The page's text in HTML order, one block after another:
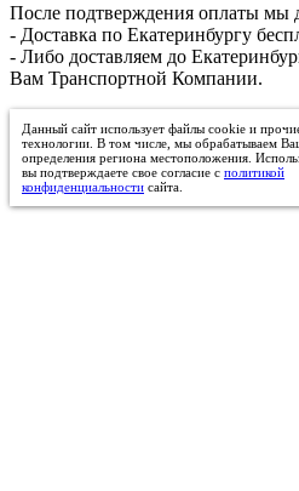
После подтверждения оплаты мы
- Доставка по Екатеринбургу
- Либо доставляем до
Вам Транспортной Компании.
Данный сайт использует файлы cookie и
технологии. В том числе, мы обрабатываем
определения региона местоположения.
вы подтверждаете свое согласие с политикой
конфиденциальности сайта.